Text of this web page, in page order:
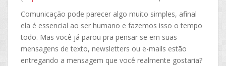
Comunicação pode parecer algo muito simples, afinal
ela é essencial ao ser humano e fazemos isso o tempo
todo. Mas você já parou pra pensar se em suas
mensagens de texto, newsletters ou e-mails estão
entregando a mensagem que você realmente gostaria?